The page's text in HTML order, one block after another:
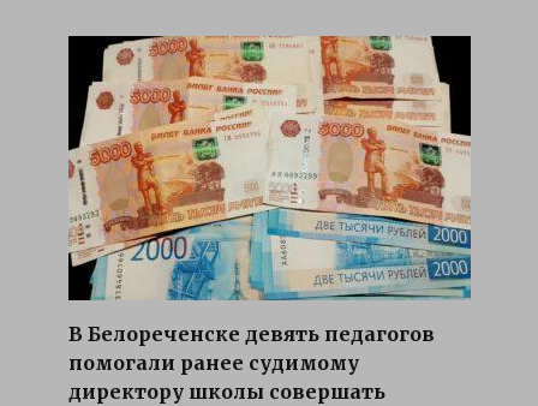
В Белореченске девять педагогов
помогали ранее судимому
директору школы совершать